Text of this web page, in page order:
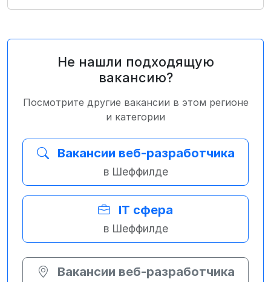
Не нашли подходящую
вакансию?
Посмотрите другие вакансии в этом регионе
и категории
Вакансии веб-разработчика
в Шеффилде
IT сфера
в Шеффилде
Вакансии веб-разработчика